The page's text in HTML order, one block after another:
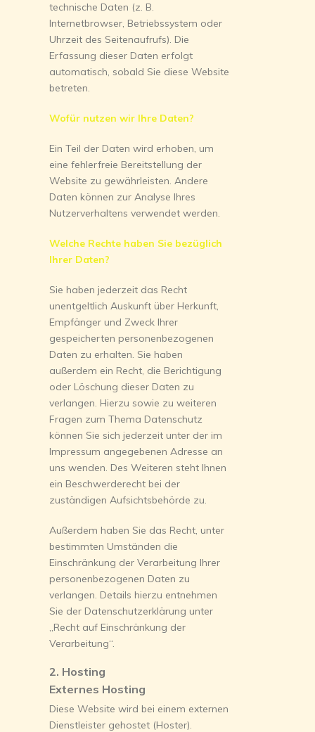
technische Daten (z. B.
Internetbrowser, Betriebssystem oder
Uhrzeit des Seitenaufrufs). Die
Erfassung dieser Daten erfolgt
automatisch, sobald Sie diese Website
betreten.
Wofür nutzen wir Ihre Daten?
Ein Teil der Daten wird erhoben, um
eine fehlerfreie Bereitstellung der
Website zu gewährleisten. Andere
Daten können zur Analyse Ihres
Nutzerverhaltens verwendet werden.
Welche Rechte haben Sie bezüglich
Ihrer Daten?
Sie haben jederzeit das Recht
unentgeltlich Auskunft über Herkunft,
Empfänger und Zweck Ihrer
gespeicherten personenbezogenen
Daten zu erhalten. Sie haben
außerdem ein Recht, die Berichtigung
oder Löschung dieser Daten zu
verlangen. Hierzu sowie zu weiteren
Fragen zum Thema Datenschutz
können Sie sich jederzeit unter der im
Impressum angegebenen Adresse an
uns wenden. Des Weiteren steht Ihnen
ein Beschwerderecht bei der
zuständigen Aufsichtsbehörde zu.
Außerdem haben Sie das Recht, unter
bestimmten Umständen die
Einschränkung der Verarbeitung Ihrer
personenbezogenen Daten zu
verlangen. Details hierzu entnehmen
Sie der Datenschutzerklärung unter
„Recht auf Einschränkung der
Verarbeitung“.
2. Hosting
Externes Hosting
Diese Website wird bei einem externen
Dienstleister gehostet (Hoster).